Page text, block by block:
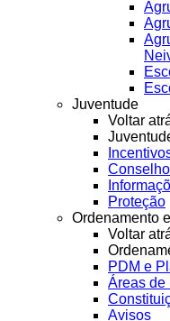
Juventude
Voltar
Proteção
Ordenamento
Voltar
PDM e
Áreas de
Avisos